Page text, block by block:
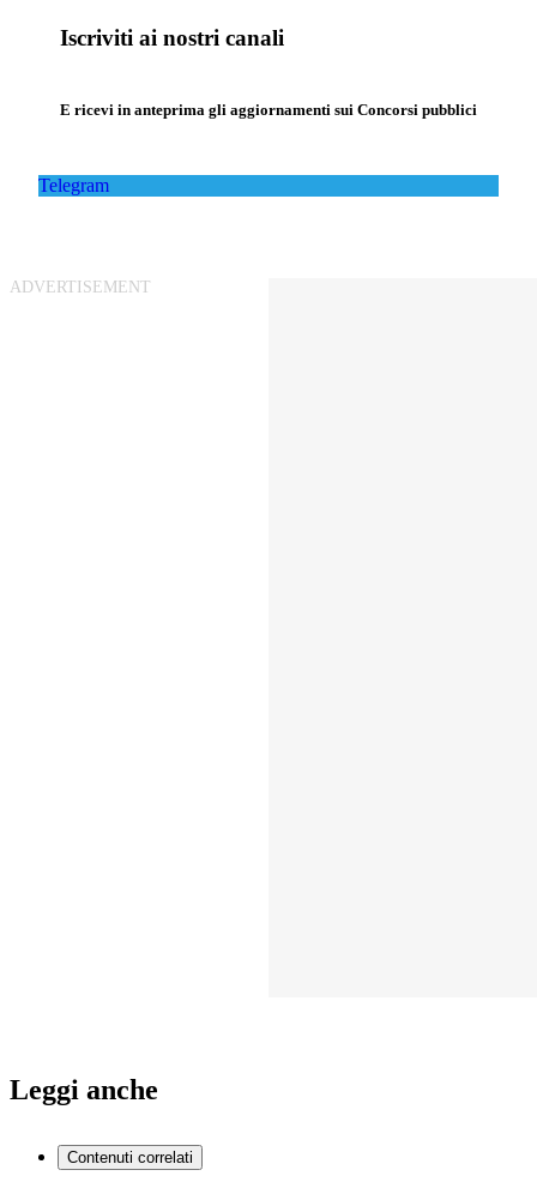
Iscriviti ai nostri canali
E ricevi in anteprima gli aggiornamenti sui Concorsi pubblici
Telegram
Leggi anche
Contenuti correlati